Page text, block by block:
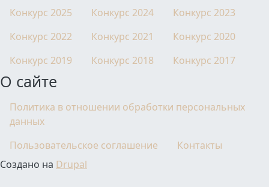
Конкурс 2025 Конкурс 2024
Конкурс 2023
Конкурс 2022
Конкурс 2021
Конкурс 2020
Конкурс 2019
Конкурс 2018 Конкурс 2017
О сайте
Политика в отношении обработки персональных
данных
Пользовательское соглашение
Контакты
Создано на Drupal